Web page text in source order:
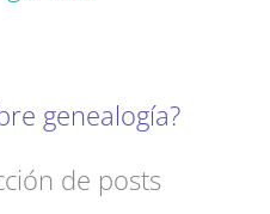
genealogía?
de posts